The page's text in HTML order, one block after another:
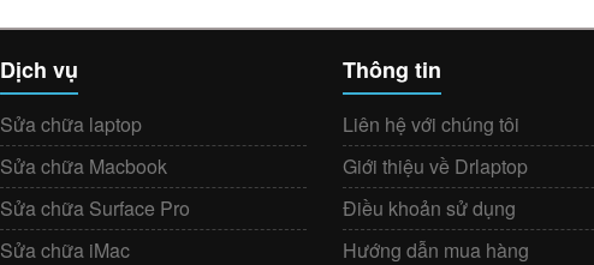
Dịch vụ
Sửa chữa laptop
Sửa chữa Macbook
Sửa chữa Surface Pro
Sửa chữa iMac
Thông tin
Liên hệ với chúng tôi
Giới thiệu về Drlaptop
Điều khoản sử dụng
Hướng dẫn mua hàng